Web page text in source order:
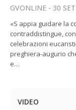
GVONLINE 30
«S appia guidare la
contraddistingue,
celebrazioni
preghiera-augurio
e…
VIDEO